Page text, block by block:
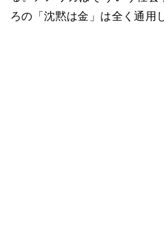
ろの「沈黙は金」は全く通用